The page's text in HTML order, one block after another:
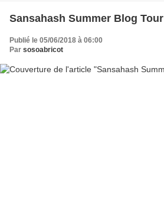
Sansahash Summer Blog Tour
Publié le 05/06/2018 à 06:00
Par sosoabricot